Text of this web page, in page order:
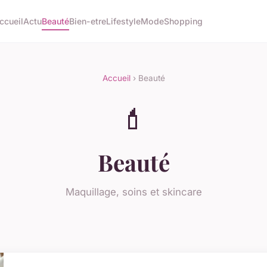
ActuBeautéBien-etreLifestyleModeShopping
Accueil› Beauté
💄
Beauté
Maquillage, soins et skincare